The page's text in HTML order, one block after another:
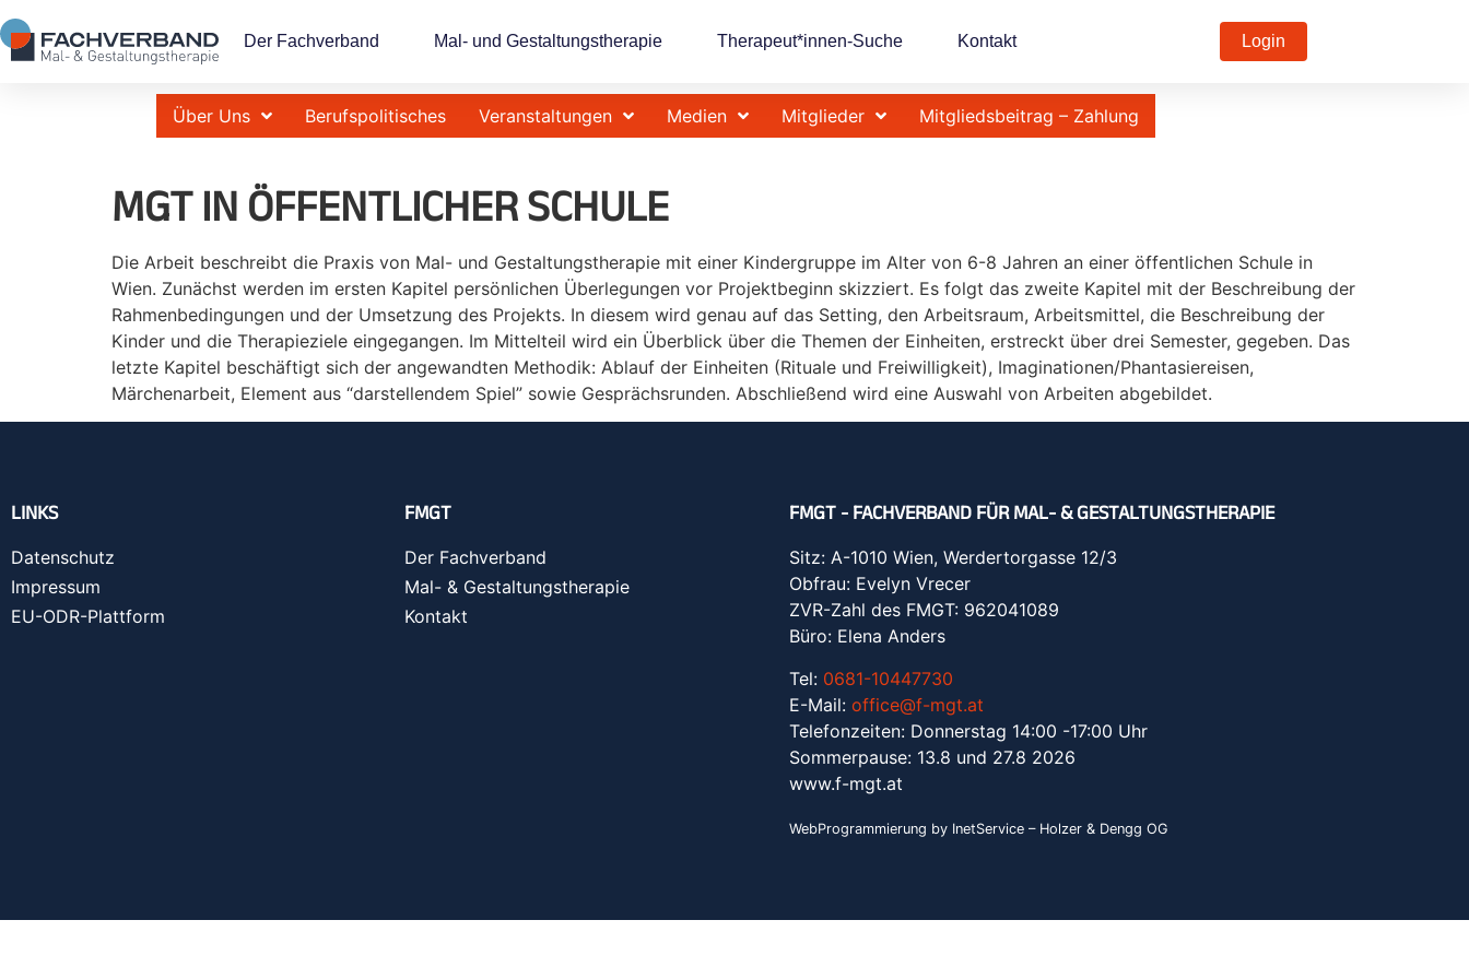
Der Fachverband Mal- und Gestaltungstherapie Therapeut*innen-Suche Kontakt Login
Über Uns Berufspolitisches Veranstaltungen Medien Mitglieder Mitgliedsbeitrag – Zahlung
MGT IN ÖFFENTLICHER SCHULE
Die Arbeit beschreibt die Praxis von Mal- und Gestaltungstherapie mit einer Kindergruppe im Alter von 6-8 Jahren an einer öffentlichen Schule in
Wien. Zunächst werden im ersten Kapitel persönlichen Überlegungen vor Projektbeginn skizziert. Es folgt das zweite Kapitel mit der Beschreibung der
Rahmenbedingungen und der Umsetzung des Projekts. In diesem wird genau auf das Setting, den Arbeitsraum, Arbeitsmittel, die Beschreibung der
Kinder und die Therapieziele eingegangen. Im Mittelteil wird ein Überblick über die Themen der Einheiten, erstreckt über drei Semester, gegeben. Das
letzte Kapitel beschäftigt sich der angewandten Methodik: Ablauf der Einheiten (Rituale und Freiwilligkeit), Imaginationen/Phantasiereisen,
Märchenarbeit, Element aus “darstellendem Spiel” sowie Gesprächsrunden. Abschließend wird eine Auswahl von Arbeiten abgebildet.
LINKS
Datenschutz
Impressum
EU-ODR-Plattform
FMGT
Der Fachverband
Mal- & Gestaltungstherapie
Kontakt
FMGT - FACHVERBAND FÜR MAL- & GESTALTUNGSTHERAPIE
Sitz: A-1010 Wien, Werdertorgasse 12/3
Obfrau: Evelyn Vrecer
ZVR-Zahl des FMGT: 962041089
Büro: Elena Anders
Tel: 0681-10447730
E-Mail: office@f-mgt.at
Telefonzeiten: Donnerstag 14:00 -17:00 Uhr
Sommerpause: 13.8 und 27.8 2026
www.f-mgt.at
WebProgrammierung by InetService – Holzer & Dengg OG